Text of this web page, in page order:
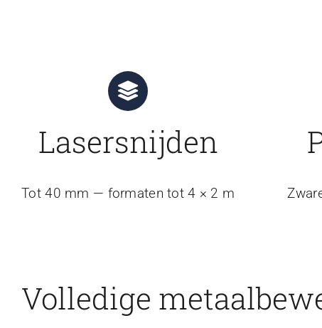
Lasersnijden
Tot 40 mm — formaten tot 4 × 2 m
Volledige